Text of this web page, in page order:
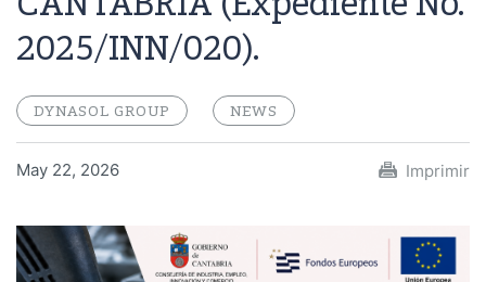
2025/INN/020).
DYNASOL GROUP NEWS
May 22, 2026 Imprimir